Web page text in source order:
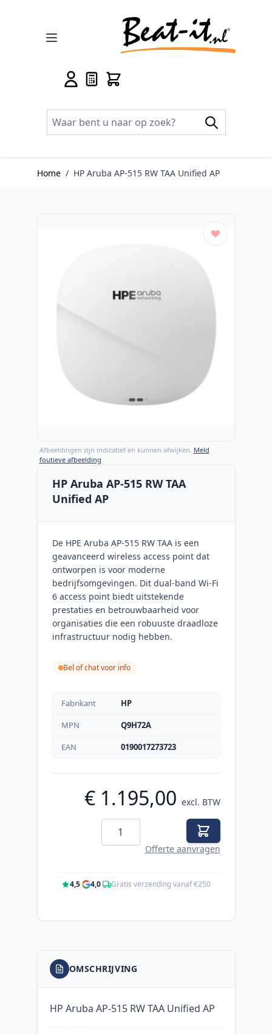
Home / HP Aruba AP-515 RW TAA Unified AP
Afbeeldingen zijn indicatief en kunnen afwijken. Meld
foutieve afbeelding
HP Aruba AP-515 RW TAA
Unified AP
De HPE Aruba AP-515 RW TAA is een
geavanceerd wireless access point dat
ontworpen is voor moderne
bedrijfsomgevingen. Dit dual-band Wi-Fi
6 access point biedt uitstekende
prestaties en betrouwbaarheid voor
organisaties die een robuuste draadloze
infrastructuur nodig hebben.
Bel of chat voor info
Fabrikant
HP
MPN
Q9H72A
EAN
0190017273723
€ 1.195,00 excl. BTW
Aantal
Offerte aanvragen
4,5· 4,0· Gratis verzending vanaf €250
OMSCHRIJVING
HP Aruba AP-515 RW TAA Unified AP